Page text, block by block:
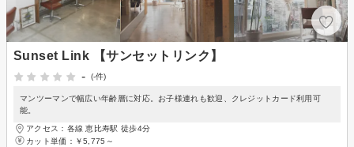
Sunset Link 【サンセットリンク】
-
(-件)
マンツーマンで幅広い年齢層に対応。お子様連れも歓迎、クレジットカード利用可
能。
アクセス：各線 恵比寿駅 徒歩4分
カット単価： ￥5,775～